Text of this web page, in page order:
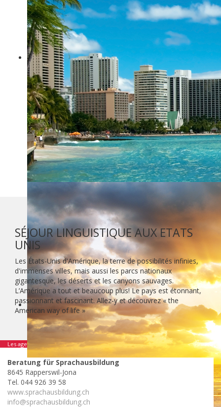
SÉJOUR LINGUISTIQUE AUX ETATS
UNIS
Les États-Unis d'Amérique, la terre de possibilités infinies,
d'immenses villes, mais aussi les parcs nationaux
gigantesque, les déserts et les canyons sauvages.
L’Amérique a tout et beaucoup plus! Le pays est étonnant,
passionnant et fascinant. Allez-y et découvrez « the
American way of life »
Les agences suivants se spécialisent dans ce pays:
Beratung für Sprachausbildung
8645 Rapperswil-Jona
Tel. 044 926 39 58
www.sprachausbildung.ch
info@sprachausbildung.ch